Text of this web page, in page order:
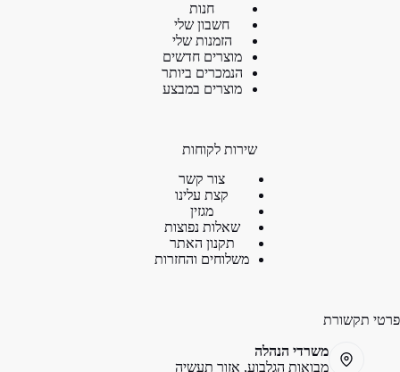
חנות
חשבון שלי
הזמנות שלי
מוצרים חדשים
הנמכרים ביותר
מוצרים במבצע
שירות לקוחות
צור קשר
קצת עלינו
מגזין
שאלות נפוצות
תקנון האתר
משלוחים והחזרות
פרטי תקשורת
משרדי הנהלה
מבואות הגלבוע, אזור תעשיה